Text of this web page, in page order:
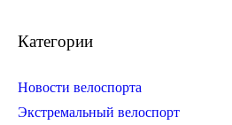
Категории
Новости велоспорта
Экстремальный велоспорт